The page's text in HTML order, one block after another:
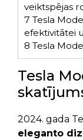
veiktspējas
7 Tesla
efektivitātei
8 Tesla
Tesla
2024. gada
eleganto